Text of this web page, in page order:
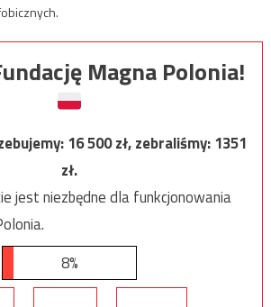
Magna Polonia!
16 500zł, zebraliśmy:1351
zł.
jest niezbędne dla funkcjonowania
8%